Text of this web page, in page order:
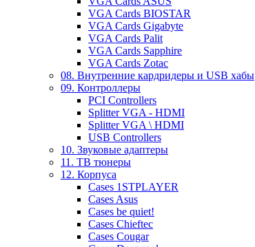
VGA Cards BIOSTAR
VGA Cards Gigabyte
VGA Cards Palit
VGA Cards Sapphire
VGA Cards Zotac
08. Внутренние кардридеры и USB хабы
09. Контроллеры
PCI Controllers
Splitter VGA - HDMI
Splitter VGA \ HDMI
USB Controllers
10. Звуковые адаптеры
11. ТВ тюнеры
12. Корпуса
Cases 1STPLAYER
Cases Asus
Cases be quiet!
Cases Chieftec
Cases Cougar